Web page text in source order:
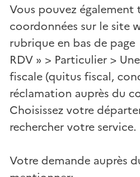
Vous pouvez également
coordonnées sur le site
rubrique en bas de
RDV » > Particulier >
fiscale (quitus fiscal,
réclamation auprès du
Choisissez votre
rechercher votre service.
Votre demande auprès